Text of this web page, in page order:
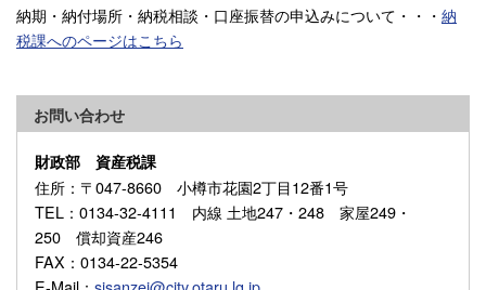
納期・納付場所・納税相談・口座振替の申込みについて・・・ 納
税課へのページはこちら
お問い合わせ
財政部 資産税課
住所 ：〒047-8660 小樽市花園2丁目12番1号
TEL ：0134-32-4111 内線 土地247・248 家屋249・
250 償却資産246
FAX ：0134-22-5354